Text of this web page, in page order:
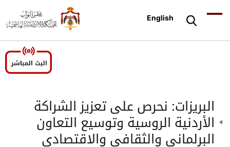
English
البريزات: نحرص على تعزيز الشراكة
الأردنية الروسية وتوسيع التعاون
البرلماني والثقافي والاقتصادي